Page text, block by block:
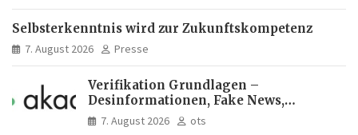
Selbsterkenntnis wird zur Zukunftskompetenz
7. August 2026 Presse
Verifikation Grundlagen –
Desinformationen, Fake News,
manipulierte Inhalte | dpa-Akademie
7. August 2026 ots